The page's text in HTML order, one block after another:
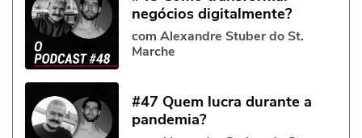
negócios digitalmente?
com Alexandre Stuber do St.
Marche
#47 Quem lucra durante a
pandemia?